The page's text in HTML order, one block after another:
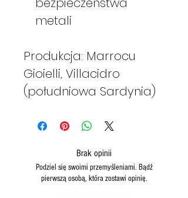
metali
Produkcja: Marrocu
Gioielli, Villacidro
(południowa Sardynia)
Brak opinii
Podziel się swoimi przemyśleniami. Bądź
pierwszą osobą, która zostawi opinię.